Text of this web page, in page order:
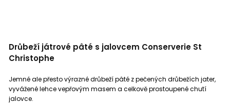
Drůbeží játrové pâté s jalovcem Conserverie St
Christophe
Jemné ale přesto výrazné drůbeží pâté z pečených drůbežích jater,
vyvážené lehce vepřovým masem a celkově prostoupené chutí
jalovce.